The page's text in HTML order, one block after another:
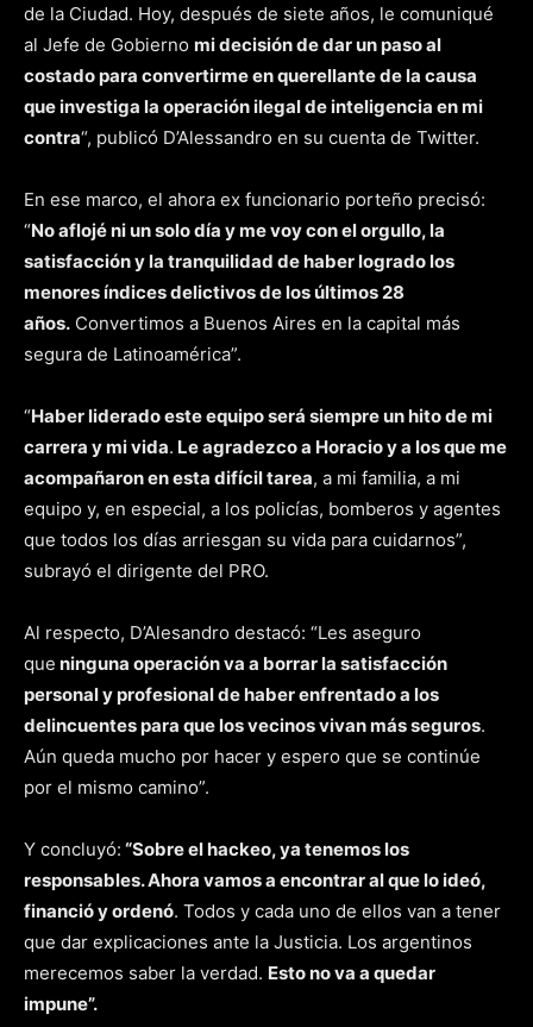
de la Ciudad. Hoy, después de siete años, le comuniqué
al Jefe de Gobierno mi decisión de dar un paso al
costado para convertirme en querellante de la causa
que investiga la operación ilegal deinteligencia en mi
contra“, publicó D’Alessandro en su cuenta de Twitter.
En ese marco, el ahora ex funcionario porteño precisó:
“No aflojé ni un solo día y me voy con el orgullo, la
satisfacción y la tranquilidad de haber logrado los
menores índices delictivos de los últimos 28
años. Convertimos a Buenos Aires en la capital más
segura de Latinoamérica”.
“Haber liderado este equipo será siempre un hito de mi
carrera y mi vida. Le agradezco a Horacio y a los que me
acompañaron enesta difícil tarea, a mi familia, a mi
equipo y, en especial, a los policías, bomberos y agentes
que todos los días arriesgan su vida para cuidarnos”,
subrayó el dirigente del PRO.
Al respecto, D’Alesandro destacó: “Les aseguro
que ninguna operación va a borrar la satisfacción
personal y profesional dehaber enfrentado a los
delincuentes para que los vecinos vivan másseguros.
Aún queda mucho por hacer y espero que se continúe
por el mismo camino”.
Y concluyó: “Sobre el hackeo, ya tenemos los
responsables. Ahora vamos a encontrar al que lo ideó,
financió y ordenó. Todos y cada uno de ellos van a tener
que dar explicaciones ante la Justicia. Los argentinos
merecemos saber la verdad. Esto no va a quedar
impune”.